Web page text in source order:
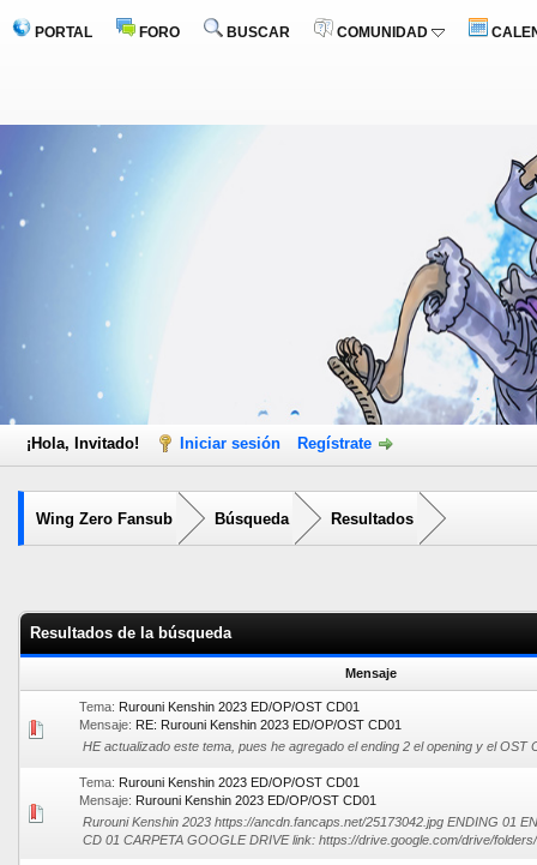
PORTAL FORO BUSCAR COMUNIDAD
¡Hola, Invitado! Iniciar sesión Regístrate
Wing Zero Fansub Búsqueda Resultados
Resultados de la búsqueda
Mensaje
Tema: Rurouni Kenshin 2023 ED/OP/OST CD01
Mensaje: RE: Rurouni Kenshin 2023 ED/OP/OST CD01
HE actualizado este tema, pues he agregado el ending 2 el opening y el OST
Tema: Rurouni Kenshin 2023 ED/OP/OST CD01
Mensaje: Rurouni Kenshin 2023 ED/OP/OST CD01
Rurouni Kenshin 2023 https://ancdn.fancaps.net/25173042.jpg ENDING 01
CD 01 CARPETA GOOGLE DRIVE link: https://drive.google.com/drive/